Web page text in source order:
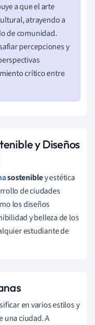
a que el arte
atrayendo a
de comunidad.
percepciones y
crítico entre
y Diseños
sostenibley estética
de ciudades
los diseños
y belleza de los
estudiante de
en varios estilos y
una ciudad. A